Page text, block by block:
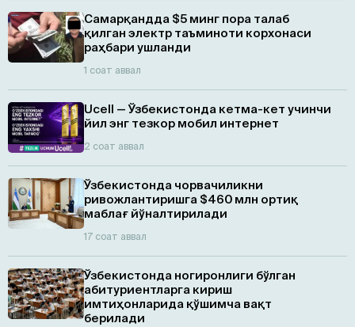
Самарқандда $5 минг пора талаб
қилган электр таъминоти корхонаси
раҳбари ушланди
1 соат аввал
Ucell — Ўзбекистонда кетма-кет учинчи
йил энг тезкор мобил интернет
2 соат аввал
Ўзбекистонда чорвачиликни
ривожлантиришга $460 млн ортиқ
маблағ йўналтирилади
17 соат аввал
Ўзбекистонда ногиронлиги бўлган
абитуриентларга кириш
имтиҳонларида қўшимча вақт
берилади